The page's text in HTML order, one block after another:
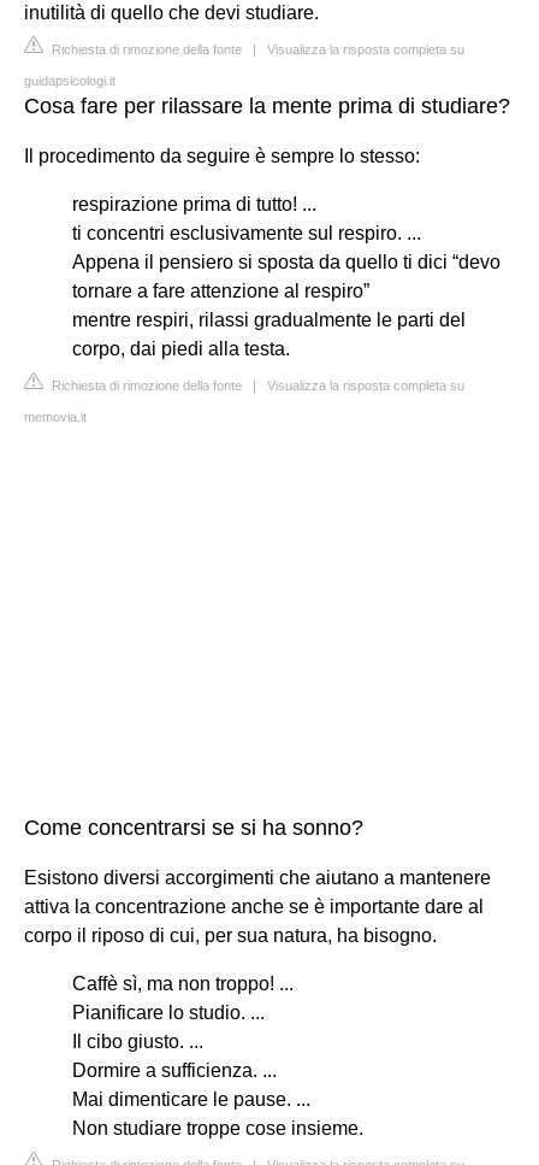
inutilità di quello che devi studiare.
Richiesta di rimozione della fonte | Visualizza la risposta completa su
guidapsicologi.it
Cosa fare per rilassare la mente prima di studiare?
Il procedimento da seguire è sempre lo stesso:
respirazione prima di tutto! ...
ti concentri esclusivamente sul respiro. ...
Appena il pensiero si sposta da quello ti dici “devo
tornare a fare attenzione al respiro”
mentre respiri, rilassi gradualmente le parti del
corpo, dai piedi alla testa.
Richiesta di rimozione della fonte | Visualizza la risposta completa su
memovia.it
Come concentrarsi se si ha sonno?
Esistono diversi accorgimenti che aiutano a mantenere
attiva la concentrazione anche se è importante dare al
corpo il riposo di cui, per sua natura, ha bisogno.
Caffè sì, ma non troppo! ...
Pianificare lo studio. ...
Il cibo giusto. ...
Dormire a sufficienza. ...
Mai dimenticare le pause. ...
Non studiare troppe cose insieme.